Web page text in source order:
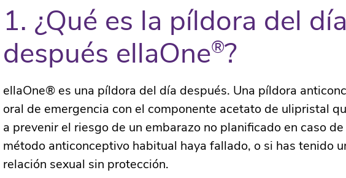
1. ¿Qué es la píldora del día
después ellaOne®?
ellaOne® es una píldora del día después. Una píldora
oral de emergencia con el componente acetato de ulipristal
a prevenir el riesgo de un embarazo no planificado en caso
método anticonceptivo habitual haya fallado, o si has tenido
relación sexual sin protección.